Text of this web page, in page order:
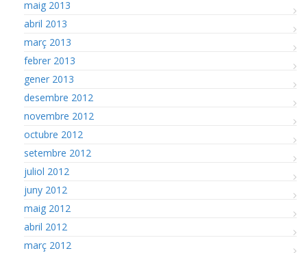
maig 2013
abril 2013
març 2013
febrer 2013
gener 2013
desembre 2012
novembre 2012
octubre 2012
setembre 2012
juliol 2012
juny 2012
maig 2012
abril 2012
març 2012